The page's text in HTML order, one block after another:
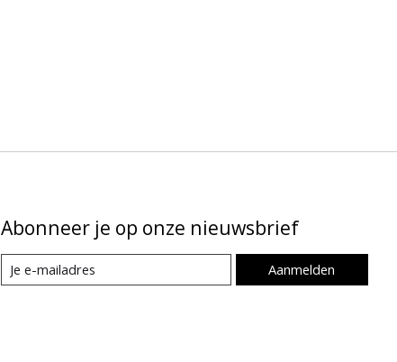
Abonneer je op onze nieuwsbrief
Aanmelden